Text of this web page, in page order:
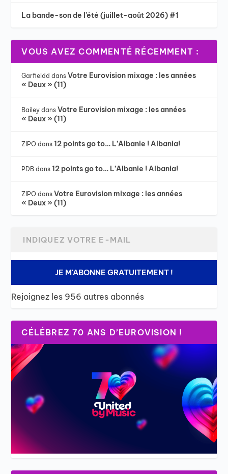
La bande-son de l’été (juillet-août 2026) #1
VOUS AVEZ COMMENTÉ RÉCEMMENT :
Garfieldd dansVotre Eurovision mixage : les années
« Deux » (11)
Bailey dansVotre Eurovision mixage : les années
« Deux » (11)
ZIPO dans12 points go to… L’Albanie ! Albania!
PDB dans12 points go to… L’Albanie ! Albania!
ZIPO dansVotre Eurovision mixage : les années
« Deux » (11)
JE M'ABONNE GRATUITEMENT !
Rejoignez les 956 autres abonnés
CÉLÉBREZ 70 ANS D’EUROVISION !